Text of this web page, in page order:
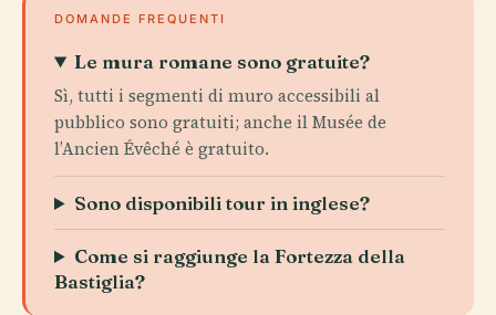
DOMANDE FREQUENTI
Le mura romane sono gratuite?
Sì, tutti i segmenti di muro accessibili al
pubblico sono gratuiti; anche il Musée de
l’Ancien Évêché è gratuito.
Sono disponibili tour in inglese?
Come si raggiunge la Fortezza della
Bastiglia?